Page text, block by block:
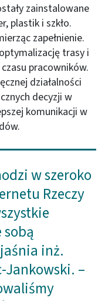
zainstalowane
plastik i szkło.
zapełnienie.
trasy i
pracowników.
działalności
decyzji w
komunikacji w
w szeroko
Rzeczy
inż.
Jankowski. –